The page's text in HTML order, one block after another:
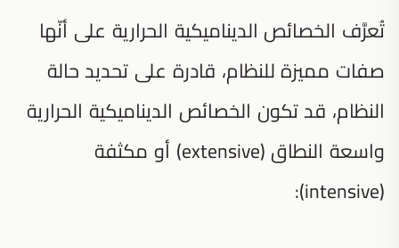
تُعرَّف الخصائص الديناميكية الحرارية على أنّها
صفات مميزة للنظام، قادرة على تحديد حالة
النظام، قد تكون الخصائص الديناميكية الحرارية
واسعة النطاق (extensive) أو مكثفة
(intensive):